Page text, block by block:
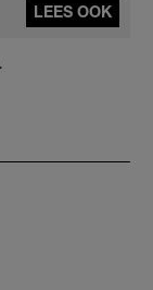
LEES OOK